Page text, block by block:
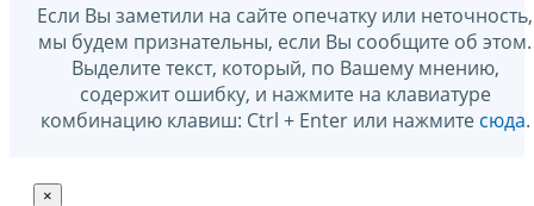
Если Вы заметили на сайте опечатку или неточность,
мы будем признательны, если Вы сообщите об этом.
Выделите текст, который, по Вашему мнению,
содержит ошибку, и нажмите на клавиатуре
комбинацию клавиш: Ctrl + Enter или нажмите сюда.
×